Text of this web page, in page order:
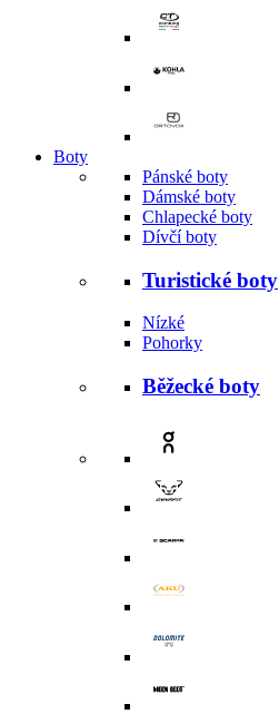
Boty
Pánské boty
Dámské boty
Chlapecké boty
Dívčí boty
Turistické boty
Nízké
Pohorky
Běžecké boty